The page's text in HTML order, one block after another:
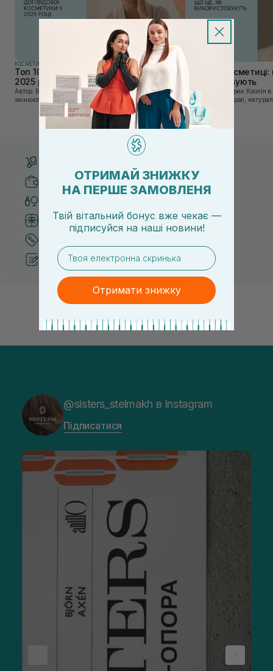
КОСМЕТИКА
Топ 10 брендів доглядової косметики у
2025 році
Автор: Віка Нагорна У сучасному світі, де тренди
змінюються зі швидкістю світла, а ринок популярної
косметики переповнений новими пропозиціями, вибір
засобу для себе стає справжнім викликом. 2025 р...
Каолін в
використовують
Автор: Юлія Цебрик Каолін в косметології – це
природний мінерал,
безліч переваг для шкіри
завдяки великій кількості
Безпечні способи оплати
Система бонусів та лояльності
Рекомендації від косметологів
@sisters_stelmakh в Instagram
Підписатися
ОТРИМАЙ ЗНИЖКУ
НА ПЕРШЕ ЗАМОВЛЕНЯ
Твій вітальний бонус вже чекає —
підписуйся на наші новини!
email
Отримати знижку